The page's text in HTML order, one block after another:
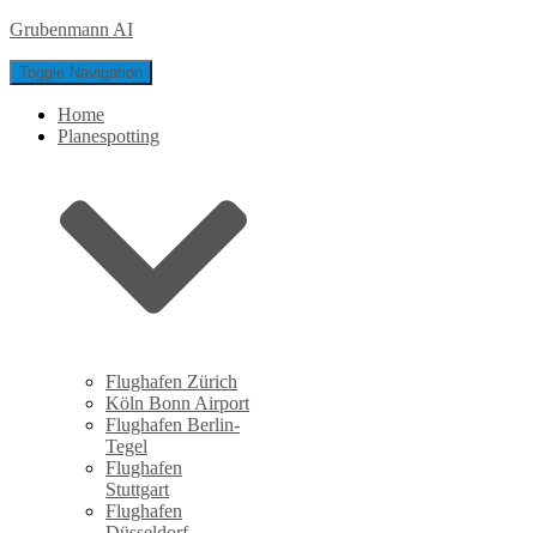
Grubenmann AI
Toggle Navigation
Home
Planespotting
Flughafen Zürich
Köln Bonn Airport
Flughafen Berlin-
Tegel
Flughafen
Stuttgart
Flughafen